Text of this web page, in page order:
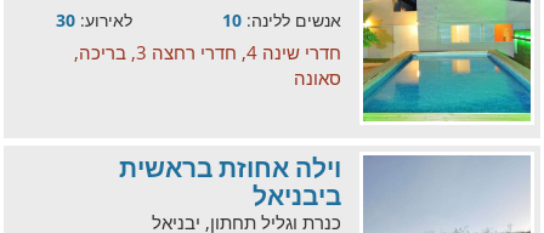
אנשים ללינה: 10 לאירוע: 30
חדרי שינה 4, חדרי רחצה 3, בריכה,
סאונה
וילה אחוזת בראשית
ביבניאל
כנרת וגליל תחתון, יבניאל